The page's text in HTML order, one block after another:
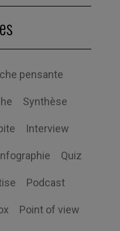
pensante
Synthèse
Interview
Quiz
Podcast
Point of view